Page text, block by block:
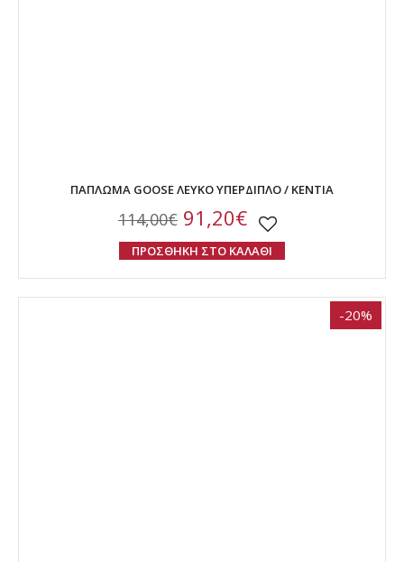
ΠΑΠΛΩΜΑ GOOSE ΛΕΥΚΟ ΥΠΕΡΔΙΠΛΟ / KENTIA
114,00€ 91,20€
ΠΡΟΣΘΗΚΗ ΣΤΟ ΚΑΛΑΘΙ
-20%